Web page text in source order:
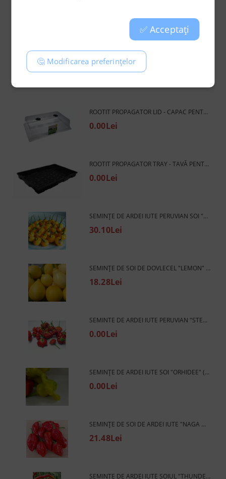
0.00Lei
ROOTIT PROPAGATOR LID - CAPAC PENTRU PROPAGATOR DE LUCRU (PLASTIC MOALE)
0.00Lei
ROOTIT PROPAGATOR TRAY - TAVĂ PENTRU PROPAGATOR DE LUCRU (PLASTIC MOALE)
0.00Lei
SEMINȚE DE ARDEI IUTE PERUVIAN SOI "PIERSIC" (AJI CHARAPITA PEACH) 15 BUC
30.10Lei
SEMINȚE DE SOI DE DOVLECEL "LEMON" (LĂMÂIE) 10 BUC
18.28Lei
SEMINTE DE ARDEI IUTE PERUVIAN "STEAUA DE MARE" (AJI BRAZILIAN STARFISH) 15 SEMINTE
0.00Lei
SEMINȚE DE ARDEI IUTE SOI "ORHIDEE" (ORHIDEE) 15 BUC
0.00Lei
SEMINȚE DE SOI DE ARDEI IUTE "NAGA MORICH" (NAGA MORICH) 15 BUC
21.48Lei
SEMINȚE DE ARDEI IUTE SOIUL "THUNDER MOUNTAIN LONGHORN" (THUNDER MOUNTAIN LONGHORN) 15 BUC
✅ Acceptați
🤔 Modificarea preferințelor